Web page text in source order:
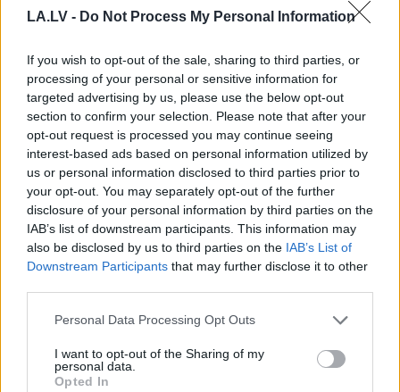
LA.LV - Do Not Process My Personal Information
If you wish to opt-out of the sale, sharing to third parties, or
processing of your personal or sensitive information for
targeted advertising by us, please use the below opt-out
section to confirm your selection. Please note that after your
opt-out request is processed you may continue seeing
interest-based ads based on personal information utilized by
us or personal information disclosed to third parties prior to
your opt-out. You may separately opt-out of the further
disclosure of your personal information by third parties on the
IAB’s list of downstream participants. This information may
also be disclosed by us to third parties on the IAB’s List of
Downstream Participants that may further disclose it to other
Please note that this website/app uses one or more Google
not limited to your visit or usage behaviour. You may click to
grant or deny consent to Google and its third-party tags to
Personal Data Processing Opt Outs
I want to opt-out of the Sharing of my
personal data.
Opted In
traģēdijas
“Arlabu nakti, Ines.” Pāris
vārdi no Toma Grēviņa salauž
sirdi daudziem
LASĪTĀKIE
Aršo zodiaka zīmju pārstāvjiem labāk
nestrīdēties: viņi vienmēr atradīs veidu,
kā pamatīgi atriebties
“Man pat neomulīgi palika!” Sēņotāja
mežā uziet ļoti biedējošu vietu
Ārsti nosauc četrus augļus ar kuru ēšanu